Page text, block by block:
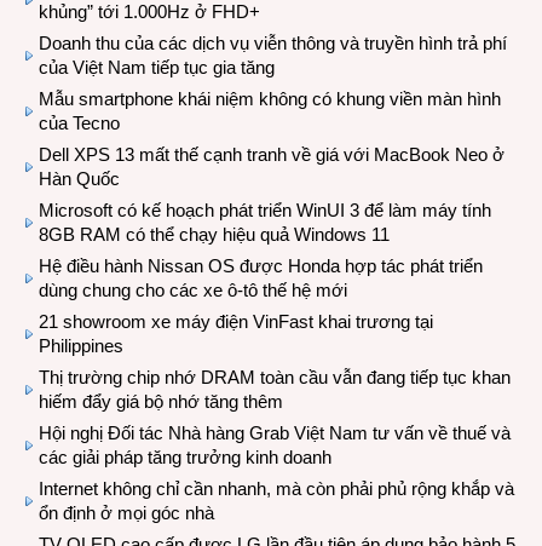
khủng” tới 1.000Hz ở FHD+
Doanh thu của các dịch vụ viễn thông và truyền hình trả phí
của Việt Nam tiếp tục gia tăng
Mẫu smartphone khái niệm không có khung viền màn hình
của Tecno
Dell XPS 13 mất thế cạnh tranh về giá với MacBook Neo ở
Hàn Quốc
Microsoft có kế hoạch phát triển WinUI 3 để làm máy tính
8GB RAM có thể chạy hiệu quả Windows 11
Hệ điều hành Nissan OS được Honda hợp tác phát triển
dùng chung cho các xe ô-tô thế hệ mới
21 showroom xe máy điện VinFast khai trương tại
Philippines
Thị trường chip nhớ DRAM toàn cầu vẫn đang tiếp tục khan
hiếm đẩy giá bộ nhớ tăng thêm
Hội nghị Đối tác Nhà hàng Grab Việt Nam tư vấn về thuế và
các giải pháp tăng trưởng kinh doanh
Internet không chỉ cần nhanh, mà còn phải phủ rộng khắp và
ổn định ở mọi góc nhà